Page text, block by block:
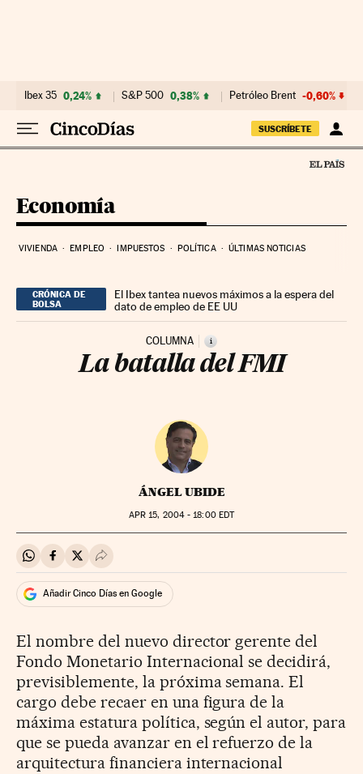
Ibex 35 0,24% S&P 500 0,38% Petróleo Brent -0,60%
SUSCRÍBETE
Economía
VIVIENDA EMPLEO IMPUESTOS POLÍTICA ÚLTIMAS NOTICIAS
CRÓNICA DE
BOLSA
El Ibex tantea nuevos máximos a la espera del
dato de empleo de EE UU
COLUMNA i
La batalla del FMI
ÁNGEL UBIDE
APR 15, 2004 - 18:00EDT
Compartir en Whatsapp
Compartir en Facebook
Compartir en Twitter
Desplegar Redes Sociales
Añadir Cinco Días en Google
El nombre del nuevo director gerente del
Fondo Monetario Internacional se decidirá,
previsiblemente, la próxima semana. El
cargo debe recaer en una figura de la
máxima estatura política, según el autor, para
que se pueda avanzar en el refuerzo de la
arquitectura financiera internacional